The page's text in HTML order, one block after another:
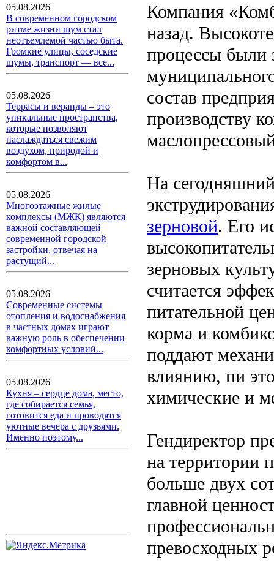
05.08.2026
В современном городском
ритме жизни шум стал
неотъемлемой частью быта.
Громкие улицы, соседские
шумы, транспорт — все...
05.08.2026
Террасы и веранды – это
уникальные пространства,
которые позволяют
наслаждаться свежим
воздухом, природой и
комфортом в...
05.08.2026
Многоэтажные жилые
комплексы (МЖК) являются
важной составляющей
современной городской
застройки, отвечая на
растущий...
05.08.2026
Современные системы
отопления и водоснабжения
в частных домах играют
важную роль в обеспечении
комфортных условий...
05.08.2026
Кухня – сердце дома, место,
где собирается семья,
готовится еда и проводятся
уютные вечера с друзьями.
Именно поэтому...
Компания
назад.
процессы были
состав
производству
На
зерновой. Его
зерновых
считается
питательной
корма и
поддают
влиянию, пи
химические и
Гендиректор
на территории
больше двух
главной
превосходных